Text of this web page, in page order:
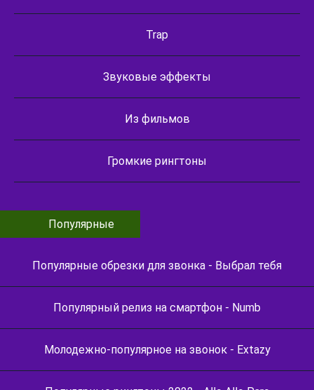
Trap
Звуковые эффекты
Из фильмов
Громкие рингтоны
Популярные
Популярные обрезки для звонка - Выбрал тебя
Популярный релиз на смартфон - Numb
Молодежно-популярное на звонок - Extazy